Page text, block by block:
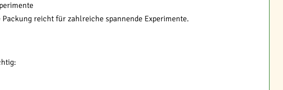
reicht für zahlreiche spannende Experimente.